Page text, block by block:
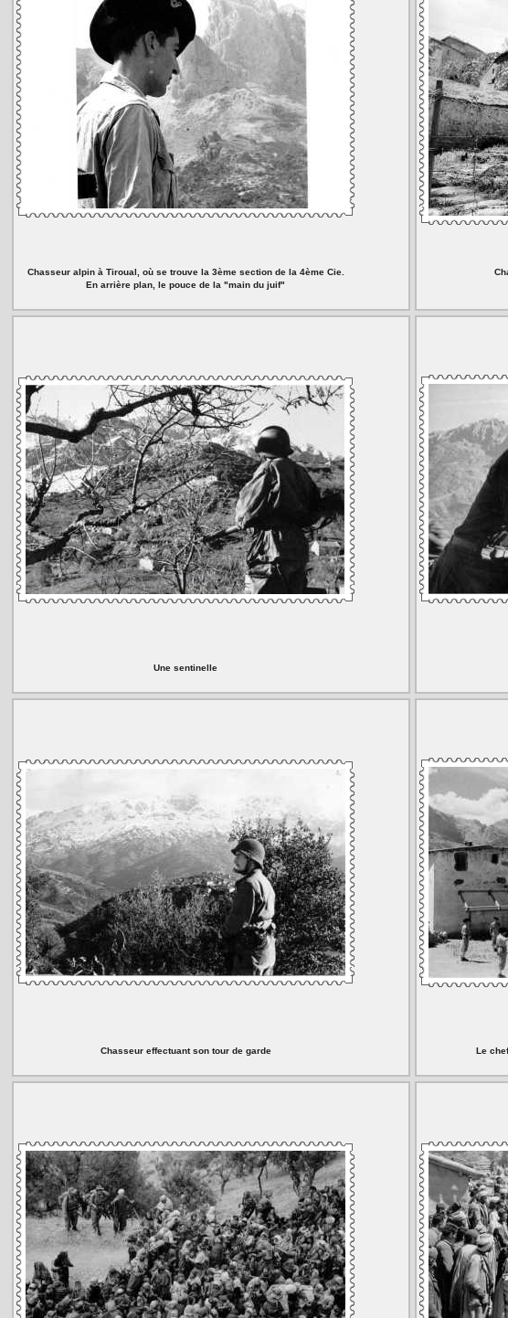
Chasseur alpin à Tiroual, où se trouve la 3ème section de la 4ème Cie.
En arrière plan, le pouce de la "main du juif"
Une sentinelle
Chasseur effectuant son tour de garde Le